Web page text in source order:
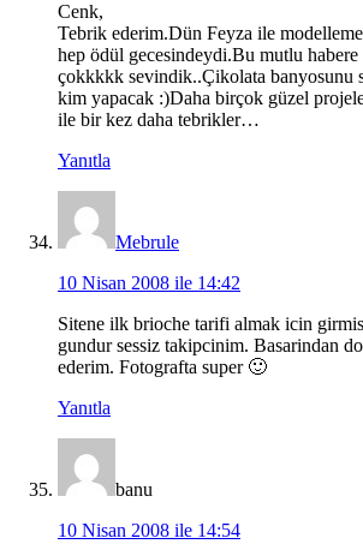
Cenk,
Tebrik ederim.Dün Feyza ile modelleme
hep ödül gecesindeydi.Bu mutlu
çokkkkk sevindik..Çikolata banyosunu
kim yapacak :)Daha birçok güzel
ile bir kez daha tebrikler…
Yanıtla
Mebrule
10 Nisan 2008 ile 14:42
Sitene ilk brioche tarifi almak icin
gundur sessiz takipcinim. Basarindan
ederim. Fotografta super 🙂
Yanıtla
banu
10 Nisan 2008 ile 14:54